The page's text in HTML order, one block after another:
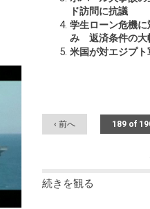
ド訪問に抗議
学生ローン危機に
み 返済条件の大
米国が対エジプ
‹ 前へ 189 of
続きを観る